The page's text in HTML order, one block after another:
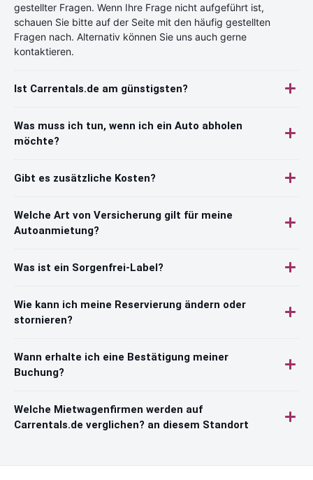
gestellter Fragen. Wenn Ihre Frage nicht aufgeführt ist,
schauen Sie bitte auf der Seite mit den häufig gestellten
Fragen nach. Alternativ können Sie uns auch gerne
kontaktieren.
Ist Carrentals.de am günstigsten?
Was muss ich tun, wenn ich ein Auto abholen
möchte?
Gibt es zusätzliche Kosten?
Welche Art von Versicherung gilt für meine
Autoanmietung?
Was ist ein Sorgenfrei-Label?
Wie kann ich meine Reservierung ändern oder
stornieren?
Wann erhalte ich eine Bestätigung meiner
Buchung?
Welche Mietwagenfirmen werden auf
Carrentals.de verglichen? an diesem Standort